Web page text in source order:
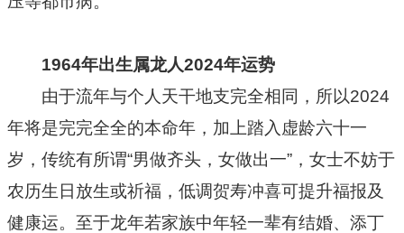
1964年出生属龙人2024年运势
由于流年与个人天干地支完全相同，所以2024
年将是完完全全的本命年，加上踏入虚龄六十一
岁，传统有所谓“男做齐头，女做出一”，女士不妨于
农历生日放生或祈福，低调贺寿冲喜可提升福报及
健康运。至于龙年若家族中年轻一辈有结婚、添丁